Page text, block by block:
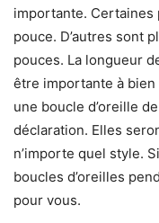
importante. Certaines
pouce. D’autres sont
pouces. La longueur
être importante à
une boucle d’oreille
déclaration. Elles
n’importe quel style.
boucles d’oreilles
pour vous.